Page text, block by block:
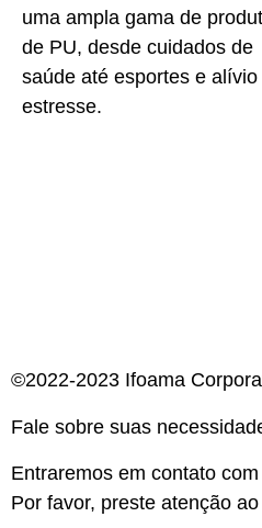
uma ampla gama de
de PU, desde cuidados de
saúde até esportes e alívio
estresse.
©2022-2023 Ifoama
Fale sobre suas
Entraremos em contato
Por favor, preste atenção